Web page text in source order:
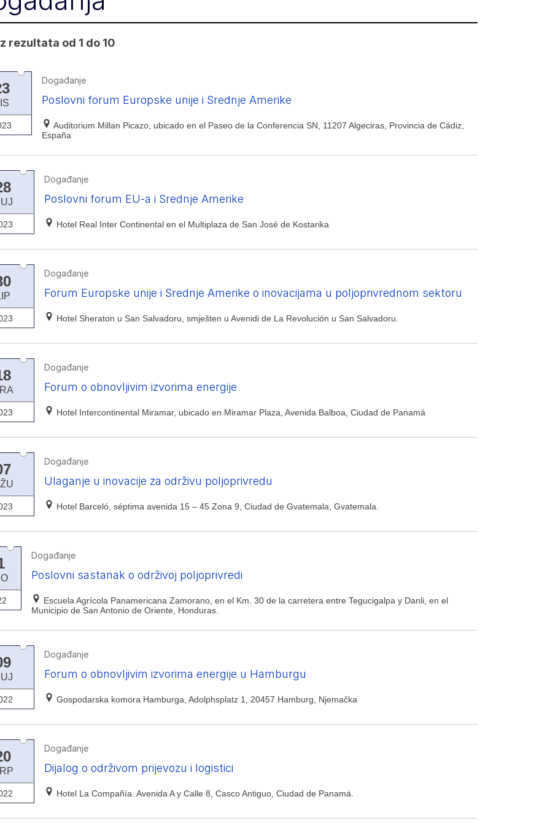
rezultata od 1 do 10
Događanje
Poslovni forum Europske unije i Srednje Amerike
Auditorium Millan Picazo, ubicado en el Paseo de la Conferencia SN, 11207 Algeciras, Provincia de Cádiz,
España
Događanje
Poslovni forum EU-a i Srednje Amerike
Hotel Real Inter Continental en el Multiplaza de San José de Kostarika
Događanje
Forum Europske unije i Srednje Amerike o inovacijama u poljoprivrednom sektoru
Hotel Sheraton u San Salvadoru, smješten u Avenidi de La Revolución u San Salvadoru.
Događanje
Forum o obnovljivim izvorima energije
Hotel Intercontinental Miramar, ubicado en Miramar Plaza, Avenida Balboa, Ciudad de Panamá
Događanje
Ulaganje u inovacije za održivu poljoprivredu
Hotel Barceló, séptima avenida 15 – 45 Zona 9, Ciudad de Gvatemala, Gvatemala.
Događanje
Poslovni sastanak o održivoj poljoprivredi
Escuela Agrícola Panamericana Zamorano, en el Km. 30 de la carretera entre Tegucigalpa y Danli, en el
Municipio de San Antonio de Oriente, Honduras.
Događanje
Forum o obnovljivim izvorima energije u Hamburgu
Gospodarska komora Hamburga, Adolphsplatz 1, 20457 Hamburg, Njemačka
Događanje
Dijalog o održivom prijevozu i logistici
Hotel La Compañía. Avenida A y Calle 8, Casco Antiguo, Ciudad de Panamá.